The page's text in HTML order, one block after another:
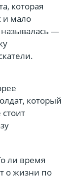
которая
и мало
называлась —
который
ли время
о жизни по